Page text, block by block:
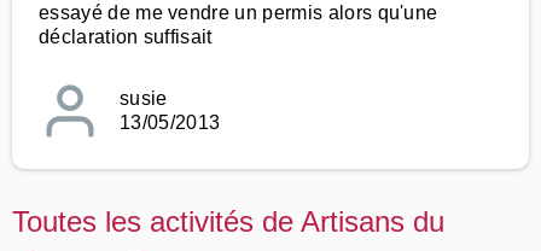
essayé de me vendre un permis alors qu'une
déclaration suffisait
susie
13/05/2013
Toutes les activités de Artisans du